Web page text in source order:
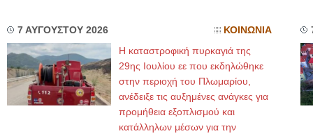
7 ΑΥΓΟΥΣΤΟΥ 2026 ΚΟΙΝΩΝΙΑ
Η καταστροφική πυρκαγιά της
29ης Ιουλίου εε που εκδηλώθηκε
στην περιοχή του Πλωμαρίου,
ανέδειξε τις αυξημένες ανάγκες για
προμήθεια εξοπλισμού και
κατάλληλων μέσων για την